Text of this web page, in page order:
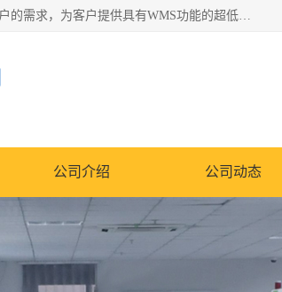
苏州纳冠电子设备有限公司位于苏州市相城区；我司依托国外先进技术结合国内用户的需求，为客户提供具有WMS功能的超低湿快速除湿电子防潮，压缩空气连续干燥柜、智能物料管理氮气储物柜、自制氮氮气柜、防潮氮气组合柜、不锈钢洁净氮气柜、洁净储物柜、石墨舟柜、亮灯导引丝网板存储柜、PCB柔性板气密干燥柜等
公司介绍 公司动态